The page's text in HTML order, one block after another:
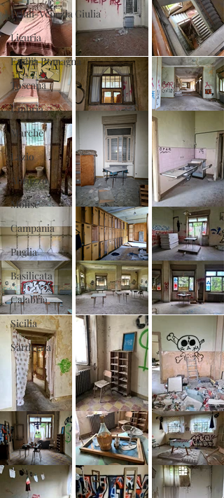
Friuli-Venezia Giulia
Liguria
Emilia Romagna
Toscana
Umbria
Marche
Lazio
Abruzzo
Molise
Campania
Puglia
Basilicata
Calabria
Sicilia
Sardegna